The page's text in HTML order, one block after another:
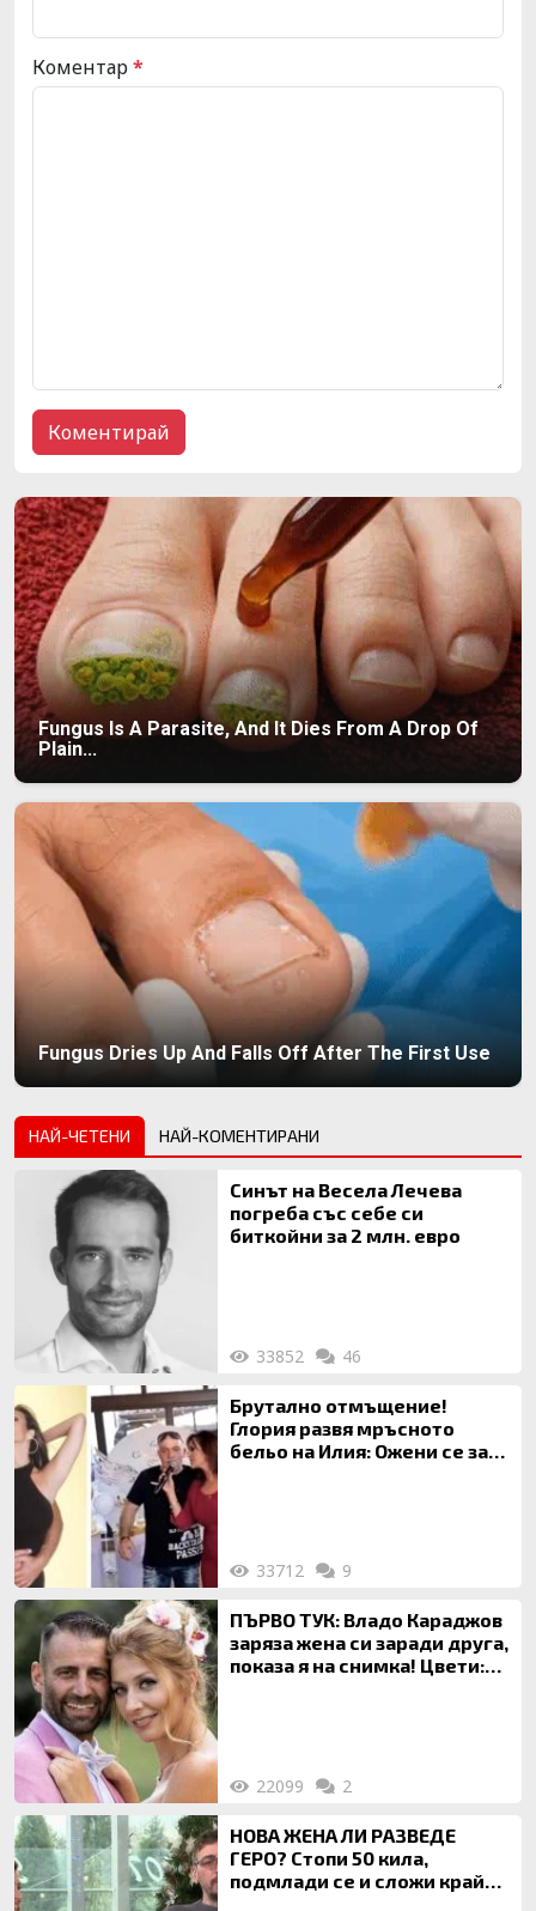
Коментар*
Fungus Is A Parasite, And It Dies From A Drop Of
Plain...
Fungus Dries Up And Falls Off After The First Use
НАЙ-ЧЕТЕНИ НАЙ-КОМЕНТИРАНИ
Синът на Весела Лечева
погреба със себе си
биткойни за 2 млн. евро
33852 46
Брутално отмъщение!
Глория развя мръсното
бельо на Илия: Ожени се за
33712 9
ПЪРВО ТУК: Владо Караджов
заряза жена си заради друга,
показа я на снимка! Цвети:
22099 2
НОВА ЖЕНА ЛИ РАЗВЕДЕ
ГЕРО? Стопи 50 кила,
подмлади се и сложи край